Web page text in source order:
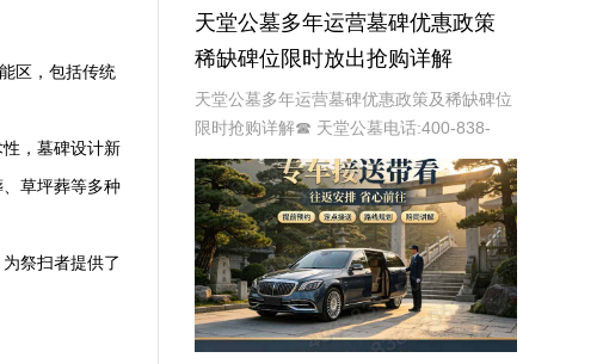
区，包括传统
，墓碑设计新
草坪葬等多种
祭扫者提供了
天堂公墓多年运营墓碑优惠政策
稀缺碑位限时放出抢购详解
天堂公墓多年运营墓碑优惠政策及稀缺碑位
限时抢购详解☎ 天堂公墓电话:400-838-
5063天堂公墓，作为一家历史悠久的公墓，
多年来一直致力于为家属提供最优质、最便
捷的墓碑选择服务。随着社会的发展和